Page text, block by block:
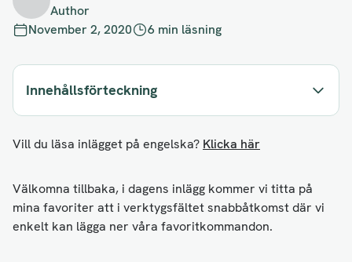
Author
November 2, 2020
6 min läsning
Innehållsförteckning
Vill du läsa inlägget på engelska? Klicka här
Välkomna tillbaka, i dagens inlägg kommer vi titta på
mina favoriter att i verktygsfältet snabbåtkomst där vi
enkelt kan lägga ner våra favoritkommandon.